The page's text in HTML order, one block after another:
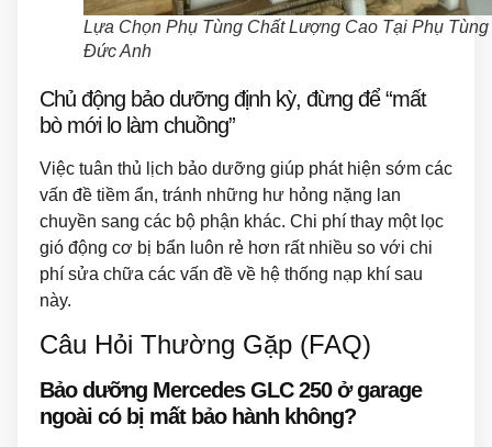
Lựa Chọn Phụ Tùng Chất Lượng Cao Tại Phụ Tùng
Đức Anh
Chủ động bảo dưỡng định kỳ, đừng để “mất
bò mới lo làm chuồng”
Việc tuân thủ lịch bảo dưỡng giúp phát hiện sớm các
vấn đề tiềm ẩn, tránh những hư hỏng nặng lan
chuyền sang các bộ phận khác. Chi phí thay một lọc
gió động cơ bị bẩn luôn rẻ hơn rất nhiều so với chi
phí sửa chữa các vấn đề về hệ thống nạp khí sau
này.
Câu Hỏi Thường Gặp (FAQ)
Bảo dưỡng Mercedes GLC 250 ở garage
ngoài có bị mất bảo hành không?